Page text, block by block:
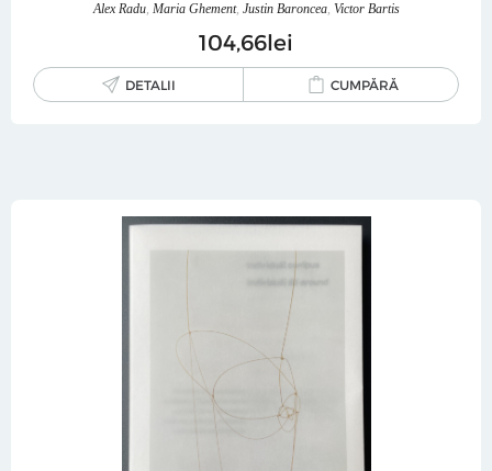
Alex Radu, Maria Ghement, Justin Baroncea, Victor Bartis
104 66lei
DETALII CUMPĂRĂ